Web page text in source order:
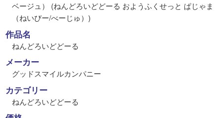
ベージュ） (ねんどろいどどーる おようふくせっと ぱじゃま
（ねいびー/べーじゅ）)
作品名
ねんどろいどどーる
メーカー
グッドスマイルカンパニー
カテゴリー
ねんどろいどどーる